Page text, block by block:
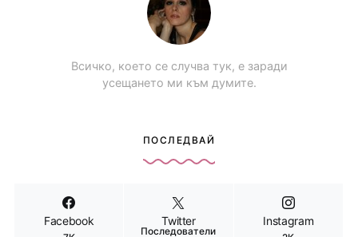
Всичко, което се случва тук, е заради
усещането ми към думите.
ПОСЛЕДВАЙ
Facebook Twitter
Последователи
Instagram